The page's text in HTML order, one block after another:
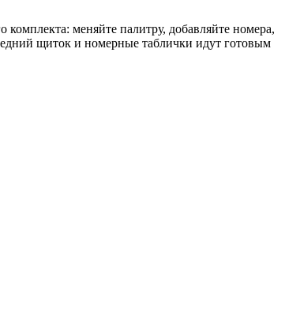
меняйте палитру, добавляйте номера,
щиток и номерные таблички идут готовым